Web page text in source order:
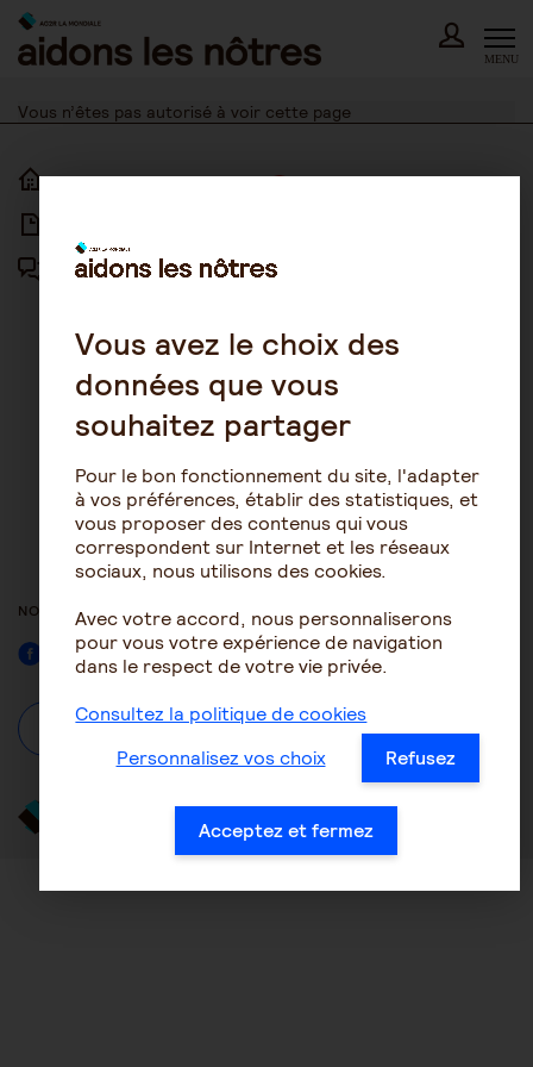
Skip
content
MENU
Vous n’êtes pas autorisé à voir cette page
ACCUEIL
FORUM
PLAN DU SITE
D’UTILISATION
POLITIQUE DE PROTECTION DES
GESTION DES COOKIES
ACCESSIBILITÉ : NON
CONFORME
NOUS SUIVRE
Facebook
À propos Se connecter / S'inscrire
Vous avez le choix des
données que vous
souhaitez partager
Pour le bon fonctionnement du site, l'adapter
à vos préférences, établir des statistiques, et
vous proposer des contenus qui vous
correspondent sur Internet et les réseaux
sociaux, nous utilisons des cookies.
Avec votre accord, nous personnaliserons
pour vous votre expérience de navigation
dans le respect de votre vie privée.
Consultez la politique de cookies
Personnalisez vos choix
Refusez
Acceptez et fermez